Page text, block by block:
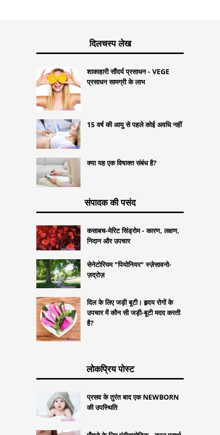
दिलचस्प लेख
शाकाहारी सौंदर्य प्रसाधन - VEGE
प्रसाधन सामग्री के लाभ
15 वर्ष की आयु से पहले कोई अवधि नहीं
क्या यह एक विषाक्त संबंध है?
संपादक की पसंद
कसाबच-मेरिट सिंड्रोम - कारण, लक्षण,
निदान और उपचार
सेनेटोरियम "पियोनियर" स्ज़ेसावनो-
ज़द्रोज़
दिल के लिए जड़ी बूटी। हृदय रोगों के
उपचार में कौन सी जड़ी-बूटी मदद करती
है?
लोकप्रिय पोस्ट
प्रसव के तुरंत बाद एक NEWBORN
की उपस्थिति